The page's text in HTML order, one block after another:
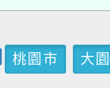
桃園市
大